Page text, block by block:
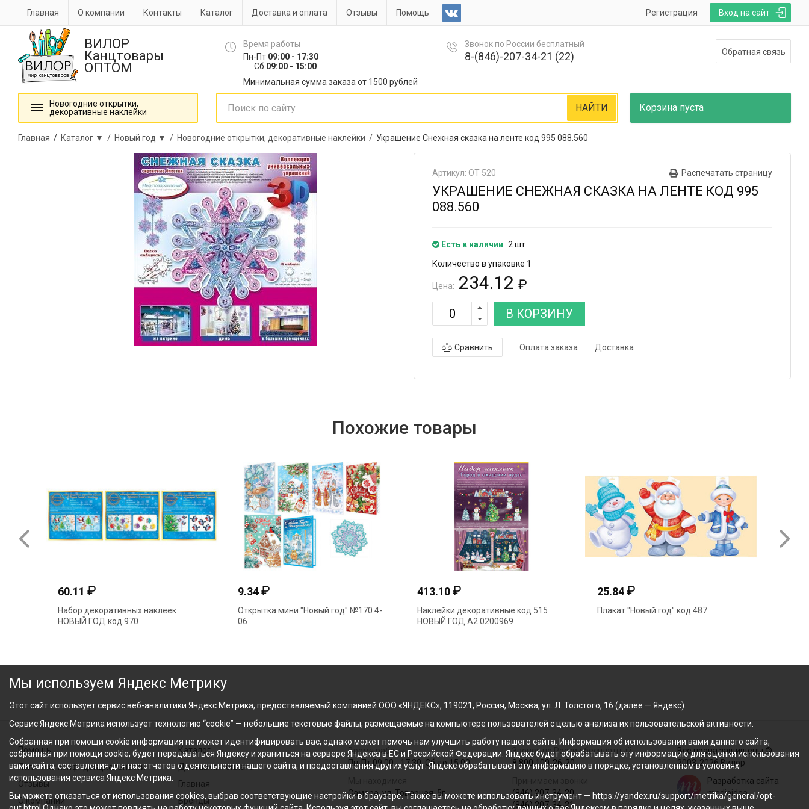
Вход на сайт
Регистрация
Главная О компании Контакты Каталог Доставка и оплата Отзывы Помощь
ВИЛОР
Канцтовары
ОПТОМ
Время работы
Пн-Пт 09:00 - 17:30
Сб 09:00 - 15:00
Минимальная сумма заказа от 1500 рублей
Звонок по России бесплатный
8-(846)-207-34-21 (22) Обратная связь
Новогодние открытки,
декоративные наклейки
Корзина пуста
НАЙТИ
Главная / Каталог ▼ / Новый год ▼ / Новогодние открытки, декоративные наклейки / Украшение Снежная сказка на ленте код 995 088.560
Распечатать страницу
Артикул: ОТ 520
УКРАШЕНИЕ СНЕЖНАЯ СКАЗКА НА ЛЕНТЕ КОД 995
088.560
Есть в наличии 2 шт
Количество в упаковке 1
Цена: 234.12 ₽
В КОРЗИНУ
Сравнить Оплата заказа Доставка
Похожие товары
60.11 ₽
Набор декоративных наклеек
НОВЫЙ ГОД код 970
9.34₽
Открытка мини "Новый год" №170 4-
06
413.10₽
Наклейки декоративные код 515
НОВЫЙ ГОД А2 0200969
25.84₽
Плакат "Новый год" код 487
Помощь
Политика конфиденциальности
Отзывы
О компании
Каталог
Доставка и оплата
Главная
Бренды
Время работы
Пн-Пт 09:00 - 17:30, Сб до 15:00
Самара, ул. Товарная, 5г
Звонок по России бесплатный
8 800 100-26-20
(846) 207-34-20
(846) 207-34-21
Все права защищены ©
2003-2026 Вилор
Разработка сайта
mediaidea
Мы используем Яндекс Метрику
Этот сайт использует сервис веб-аналитики Яндекс Метрика, предоставляемый компанией ООО «ЯНДЕКС», 119021, Россия, Москва, ул. Л. Толстого, 16 (далее — Яндекс).
Сервис Яндекс Метрика использует технологию “cookie” — небольшие текстовые файлы, размещаемые на компьютере пользователей с целью анализа их пользовательской активности.
Собранная при помощи cookie информация не может идентифицировать вас, однако может помочь нам улучшить работу нашего сайта. Информация об использовании вами данного сайта,
собранная при помощи cookie, будет передаваться Яндексу и храниться на сервере Яндекса в ЕС и Российской Федерации. Яндекс будет обрабатывать эту информацию для оценки использования
вами сайта, составления для нас отчетов о деятельности нашего сайта, и предоставления других услуг. Яндекс обрабатывает эту информацию в порядке, установленном в условиях
использования сервиса Яндекс Метрика.
Вы можете отказаться от использования cookies, выбрав соответствующие настройки в браузере. Также вы можете использовать инструмент — https://yandex.ru/support/metrika/general/opt-